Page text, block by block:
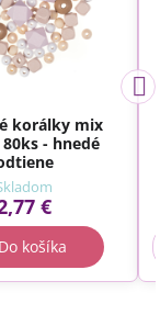
korálky mix
- hnedé
€
Do košíka